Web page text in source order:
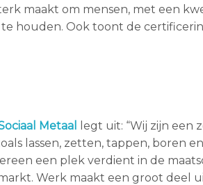
maakt om mensen, met een
houden. Ook toont de
Metaal
legt uit: “Wij zijn een
lassen, zetten, tappen, boren
een plek verdient in de
Werk maakt een groot deel